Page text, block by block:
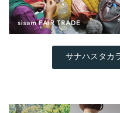
サナハスタカ